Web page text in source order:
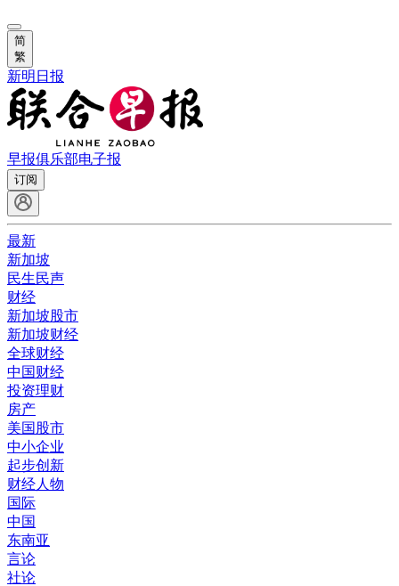
简
繁
新明日报
早报俱乐部电子报
订阅
最新
新加坡
民生民声
财经
新加坡股市
新加坡财经
全球财经
中国财经
投资理财
房产
美国股市
中小企业
起步创新
财经人物
国际
中国
东南亚
言论
社论